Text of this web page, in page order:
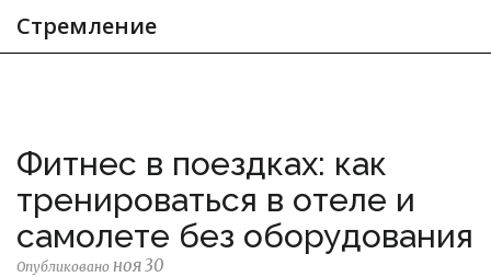
Стремление
Фитнес в поездках: как
тренироваться в отеле и
самолете без оборудования
Опубликовано ноя 30